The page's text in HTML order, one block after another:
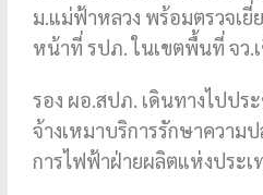
ม.แม่ฟ้าหลวง พร้อมตรวจเยี่
หน้าที่ รปภ. ในเขตพื้นที่ จว.
รอง ผอ.สปภ. เดินทางไปปร
จ้างเหมาบริการรักษาควา
การไฟฟ้าฝ่ายผลิตแห่งประ